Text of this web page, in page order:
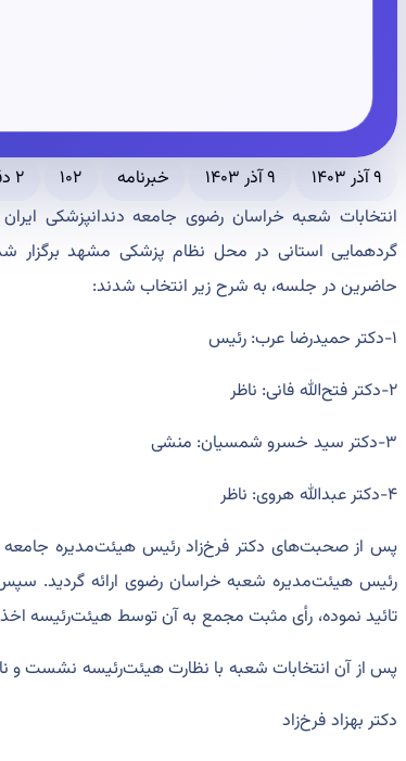
۹ آذر ۱۴۰۳ ۹ آذر ۱۴۰۳ خبرنامه ۱۰۲ ۲ دقیقه مطالعه
گردهمایی استانی در محل نظام پزشکی مشهد برگزار
حاضرین در جلسه، به شرح زیر انتخاب شدند:
۱-دکتر حمیدرضا عرب: رئیس
۲-دکتر فتح‌الله فانی: ناظر
۳-دکتر سید خسرو شمسیان: منشی
۴-دکتر عبدالله هروی: ناظر
پس از صحبت‌های دکتر فرخ‌زاد رئیس هیئت‌مدیره جامعه
رئیس هیئت‌مدیره شعبه خراسان رضوی ارائه گردید.
تائید نموده، رأی مثبت مجمع به آن توسط هیئت‌رئیسه اخذ
پس از آن انتخابات شعبه با نظارت هیئت‌رئیسه نشست و
دکتر بهزاد فرخ‌زاد